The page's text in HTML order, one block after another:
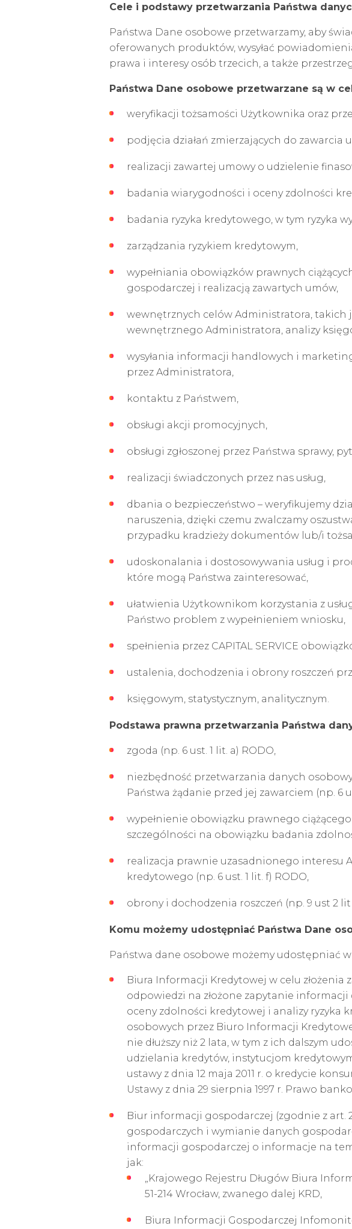
Cele i podstawy przetwarzania Państwa
Państwa Dane osobowe przetwarzamy, aby
oferowanych produktów, wysyłać
prawa i interesy osób trzecich, a także
Państwa Dane osobowe przetwarzane są w
weryfikacji tożsamości Użytkownika oraz
podjęcia działań zmierzających do
realizacji zawartej umowy o udzielenie
badania wiarygodności i oceny zdolności
badania ryzyka kredytowego, w tym ryzyka
zarządzania ryzykiem kredytowym,
wypełniania obowiązków prawnych
gospodarczej i realizacją zawartych umów,
wewnętrznych celów Administratora, takich
wewnętrznego Administratora, analizy
wysyłania informacji handlowych i
przez Administratora,
kontaktu z Państwem,
obsługi akcji promocyjnych,
obsługi zgłoszonej przez Państwa sprawy,
realizacji świadczonych przez nas usług,
dbania o bezpieczeństwo – weryfikujemy
naruszenia, dzięki czemu zwalczamy
przypadku kradzieży dokumentów lub/i
udoskonalania i dostosowywania usług i
które mogą Państwa zainteresować,
ułatwienia Użytkownikom korzystania z
Państwo problem z wypełnieniem wniosku,
spełnienia przez CAPITAL SERVICE
ustalenia, dochodzenia i obrony roszczeń
księgowym, statystycznym, analitycznym.
Podstawa prawna przetwarzania Państwa
zgoda (np. 6 ust. 1 lit. a) RODO,
niezbędność przetwarzania danych
Państwa żądanie przed jej zawarciem (np. 6
wypełnienie obowiązku prawnego
szczególności na obowiązku badania
realizacja prawnie uzasadnionego interesu
kredytowego (np. 6 ust. 1 lit. f) RODO,
obrony i dochodzenia roszczeń (np. 9 ust 2 lit
Komu możemy udostępniać Państwa Dane
Państwa dane osobowe możemy udostępniać
Biura Informacji Kredytowej w celu
odpowiedzi na złożone zapytanie
oceny zdolności kredytowej i analizy ryzyka
osobowych przez Biuro Informacji
nie dłuższy niż 2 lata, w tym z ich dalszym
udzielania kredytów, instytucjom
ustawy z dnia 12 maja 2011 r. o kredycie
Ustawy z dnia 29 sierpnia 1997 r. Prawo
Biur informacji gospodarczej (zgodnie z art.
gospodarczych i wymianie danych
informacji gospodarczej o informacje na
jak:
„Krajowego Rejestru Długów Biura
51-214 Wrocław, zwanego dalej KRD,
Biura Informacji Gospodarczej